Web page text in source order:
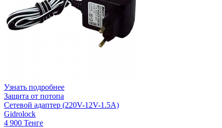
Узнать подробнее
Защита от потопа
Сетевой адаптер (220V-12V-1.5A)
Gidrolock
4 900 Тенге